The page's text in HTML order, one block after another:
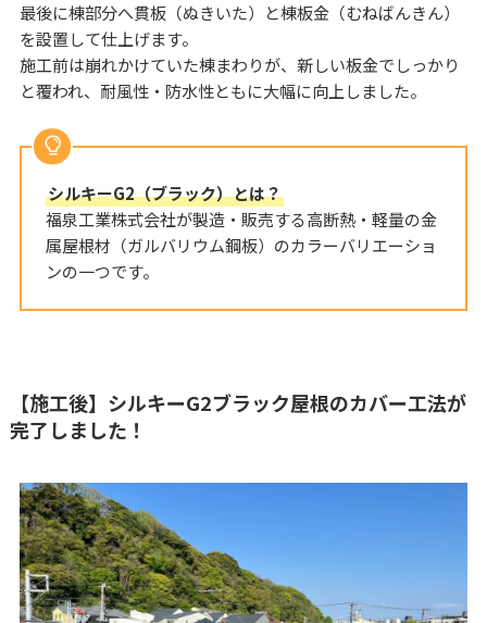
最後に棟部分へ貫板（ぬきいた）と棟板金（むねばんきん）
を設置して仕上げます。
施工前は崩れかけていた棟まわりが、新しい板金でしっかり
と覆われ、耐風性・防水性ともに大幅に向上しました。
シルキーG2（ブラック）とは？
福泉工業株式会社が製造・販売する高断熱・軽量の金
属屋根材（ガルバリウム鋼板）のカラーバリエーショ
ンの一つです。
【施工後】シルキーG2ブラック屋根のカバー工法が
完了しました！